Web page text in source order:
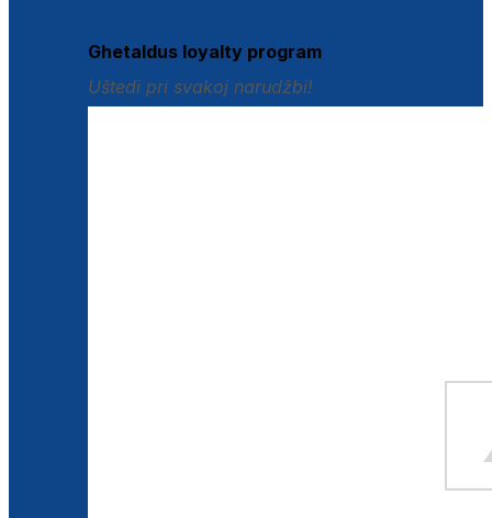
Ghetaldus loyalty program
Uštedi pri svakoj narudžbi!